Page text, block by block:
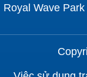
Royal Wave Park